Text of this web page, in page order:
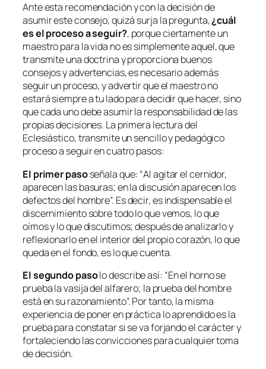
Ante esta recomendación y con la decisión de
asumir este consejo, quizá surja la pregunta,¿cuál
es el proceso a seguir?, porque ciertamente un
maestro para la vida no es simplemente aquel, que
transmite una doctrina y proporciona buenos
consejos y advertencias, es necesario además
seguir un proceso, y advertir que el maestro no
estará siempre a tu lado para decidir que hacer, sino
que cada uno debe asumir la responsabilidad de las
propias decisiones. La primera lectura del
Eclesiástico, transmite un sencillo y pedagógico
proceso a seguir en cuatro pasos:
El primer pasoseñala que: “Al agitar el cernidor,
aparecen las basuras; en la discusión aparecen los
defectos del hombre”. Es decir, es indispensable el
discernimiento sobre todo lo que vemos, lo que
oímos y lo que discutimos; después de analizarlo y
reflexionarlo en el interior del propio corazón, lo que
queda en el fondo, es lo que cuenta.
El segundo pasolo describe así: “En el horno se
prueba la vasija del alfarero; la prueba del hombre
está en su razonamiento”.Por tanto, la misma
experiencia de poner en práctica lo aprendido es la
prueba para constatar si se va forjando el carácter y
fortaleciendo las convicciones para cualquier toma
de decisión.